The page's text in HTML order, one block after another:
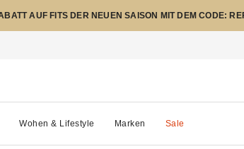
AUF FITS DER NEUEN SAISON MIT DEM CODE:
Wohen & Lifestyle Marken Sale